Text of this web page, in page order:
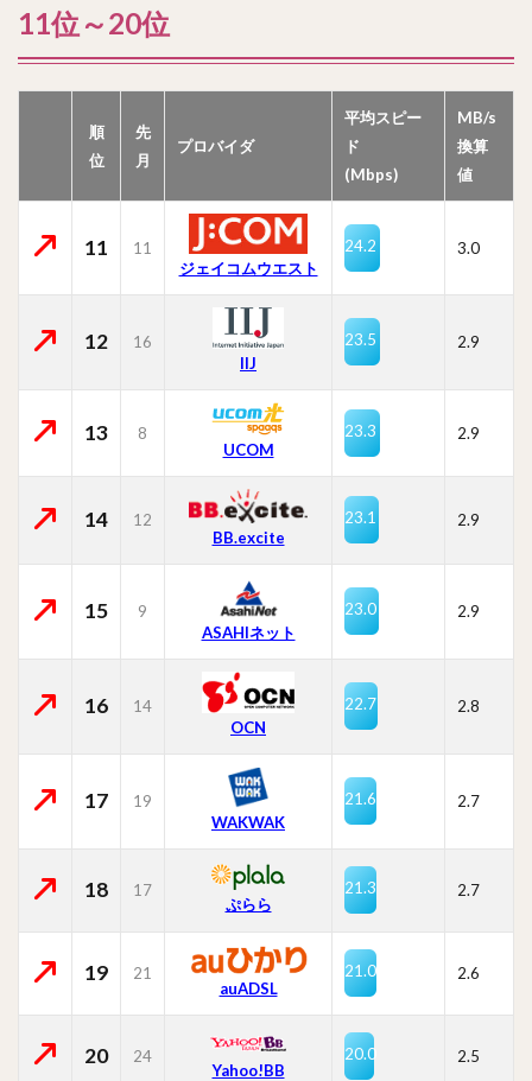
11位～20位
順
位
先
月
プロバイダ
平均スピー
ド
(Mbps)
MB/s
換算
値
11
11
ジェイコムウエスト
24.2 3.0
12
16
IIJ
23.5 2.9
13
8
UCOM
23.3 2.9
14
12
BB.excite
23.1 2.9
15
9
ASAHIネット
23.0 2.9
16
14
OCN
22.7 2.8
17
19
WAKWAK
21.6 2.7
18 17
ぷらら
21.3 2.7
19
21
auADSL
21.0 2.6
20 24
Yahoo!BB
20.0 2.5